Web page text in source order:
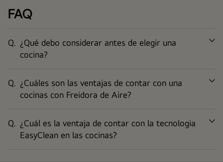
FAQ
Q. ¿Qué debo considerar antes de elegir una
cocina?
Q. ¿Cuáles son las ventajas de contar con una
cocinas con Freidora de Aire?
Q. ¿Cuál es la ventaja de contar con la tecnologia
EasyClean en las cocinas?